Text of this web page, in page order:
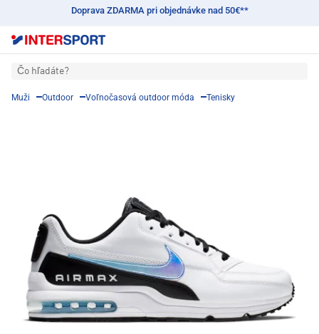
Doprava ZDARMA pri objednávke nad 50€**
Čo hľadáte?
Muži Outdoor Voľnočasová outdoor móda Tenisky